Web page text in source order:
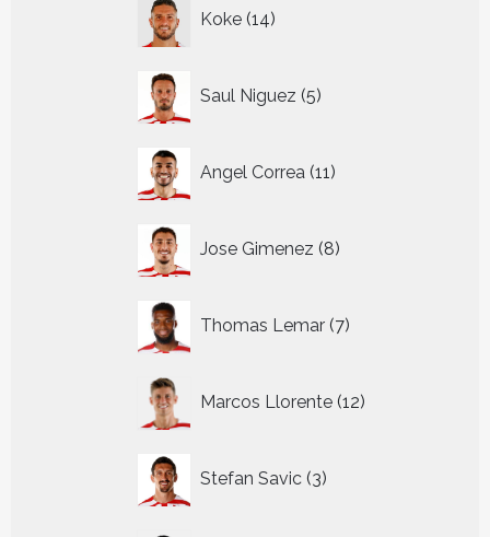
Koke 14
producten
Saul Niguez 5
producten
Angel Correa 11
producten
Jose Gimenez 8
producten
Thomas Lemar 7
producten
Marcos Llorente 12
producten
Stefan Savic 3
producten